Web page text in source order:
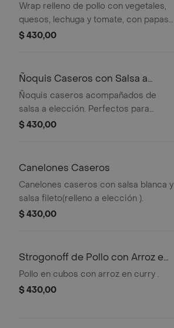
Wrap relleno de pollo con vegetales,
quesos, lechuga y tomate, con papas
al horno de guarnición.
$ 430,00
Ñoquis Caseros con Salsa a
Elección
Ñoquis caseros acompañados de
salsa a elección. Perfectos para
disfrutar con tu salsa favorita.
$ 430,00
Canelones Caseros
Canelones caseros con salsa blanca y
salsa fileto(relleno a elección ).
$ 430,00
Strogonoff de Pollo con Arroz en
Curry
Pollo en cubos con arroz en curry .
$ 430,00